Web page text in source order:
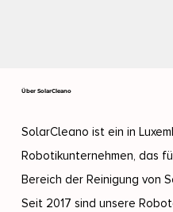
Über SolarCleano
SolarCleano ist ein in
Robotikunternehmen, das
Bereich der Reinigung von
Seit 2017 sind unsere